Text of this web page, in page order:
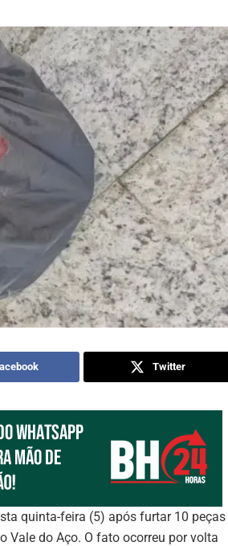
Twitter
quinta-feira (5) após furtar 10 peças
Vale do Aço. O fato ocorreu por volta